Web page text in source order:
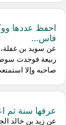
احفظ عددها
فاس...
عن سويد بن
ربيعة فوجدت
صاحبه وإلا
عرفها سنة ثم
عن زيد بن خالد